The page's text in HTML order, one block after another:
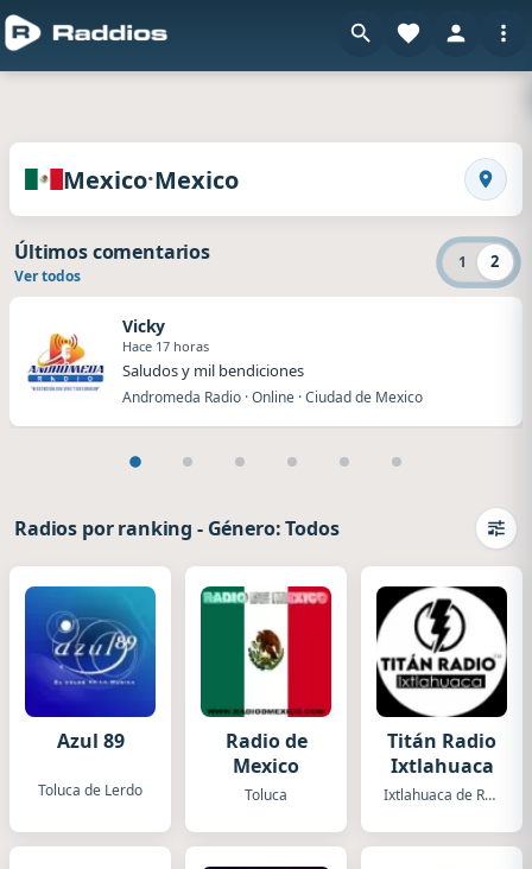
Radios de Mexico · Mexicoen Raddios
Mexico·Mexico
1 2
Últimos comentarios
Ver todos
Vicky
Hace 17 horas
Saludos y mil bendiciones
Andromeda Radio · Online · Ciudad de Mexico
Radios por ranking - Género: Todos
Azul 89
Toluca de Lerdo
Radio de
Mexico
Toluca
Titán Radio
Ixtlahuaca
Ixtlahuaca de Rayon